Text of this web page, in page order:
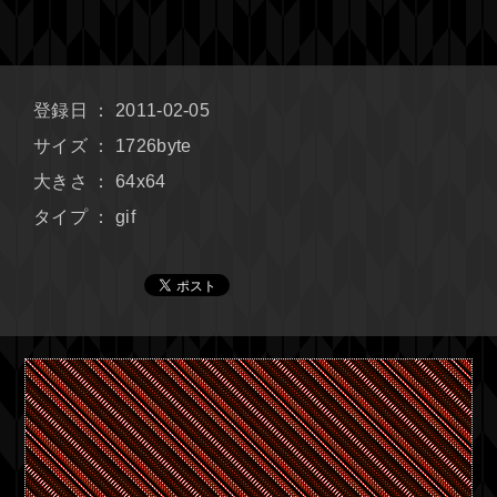
登録日 ： 2011-02-05
サイズ ： 1726byte
大きさ ： 64x64
タイプ ： gif